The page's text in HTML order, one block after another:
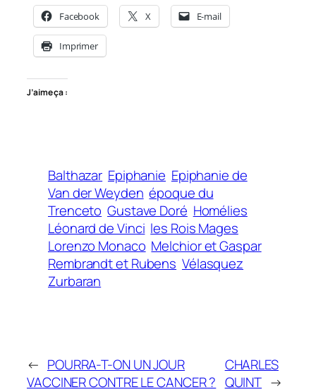
Facebook X E-mail
Imprimer
J’aime ça :
Balthazar Epiphanie Epiphanie de
Van der Weyden époque du
Trenceto Gustave Doré Homélies
Léonard de Vinci les Rois Mages
Lorenzo Monaco Melchior et Gaspar
Rembrandt et Rubens Vélasquez
Zurbaran
← POURRA-T-ON UN JOUR
VACCINER CONTRE LE CANCER ?
CHARLES
QUINT →